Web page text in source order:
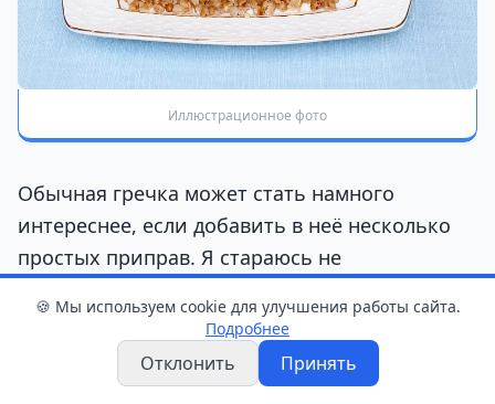
Иллюстрационное фото
Обычная гречка может стать намного
интереснее, если добавить в неё несколько
простых приправ. Я стараюсь не
сохранить естественный вкус крупы, но
сделать его более насыщенным.
🍪 Мы используем cookie для улучшения работы сайта.
Подробнее
Отклонить Принять